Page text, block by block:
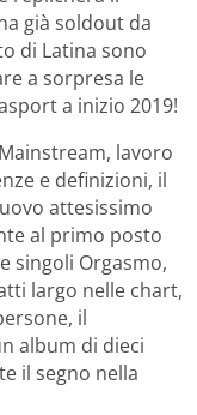
già soldout da
di Latina sono
a sorpresa le
a inizio 2019!
lavoro
e definizioni, il
attesissimo
al primo posto
singoli Orgasmo,
largo nelle chart,
il
album di dieci
il segno nella